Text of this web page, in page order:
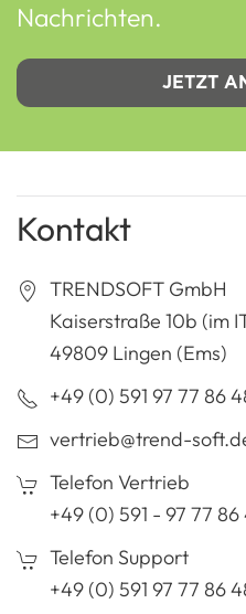
Nachrichten.
JETZT
Kontakt
TRENDSOFT GmbH
Kaiserstraße 10b (im
49809 Lingen (Ems)
+49 (0) 591 97 77 86
vertrieb@trend-
Telefon Vertrieb
+49 (0) 591 - 97 77 86
Telefon Support
+49 (0) 591 97 77 86